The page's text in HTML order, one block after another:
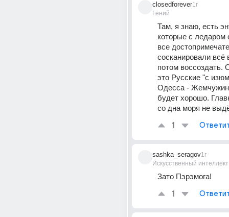
closedforever
Гений
1г
Там, я знаю, есть
которые с ледаром
все
сосканировали всё
потом воссоздать.
это Русские "с
Одесса -
будет хорошо.
со дна моря не
1
sashka_seragov
Искусственный интеллект
1г
Зато Пэрэмога!
1